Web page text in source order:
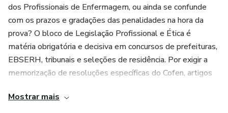
dos Profissionais de Enfermagem, ou ainda se confunde
com os prazos e gradações das penalidades na hora da
prova? O bloco de Legislação Profissional e Ética é
matéria obrigatória e decisiva em concursos de prefeituras,
EBSERH, tribunais e seleções de residência. Por exigir a
memorização de resoluções específicas do Cofen, artigos
as bancas utilizam este tema para aplicar pegadinhas
Mostrar mais